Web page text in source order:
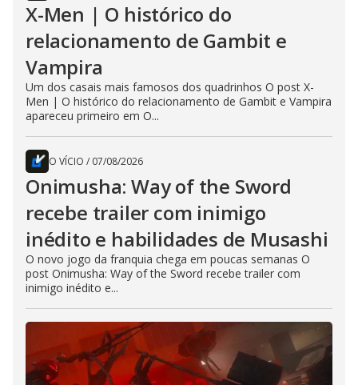
X-Men | O histórico do
relacionamento de Gambit e
Vampira
Um dos casais mais famosos dos quadrinhos O post X-
Men | O histórico do relacionamento de Gambit e Vampira
apareceu primeiro em O...
O VÍCIO / 07/08/2026
Onimusha: Way of the Sword
recebe trailer com inimigo
inédito e habilidades de Musashi
O novo jogo da franquia chega em poucas semanas O
post Onimusha: Way of the Sword recebe trailer com
inimigo inédito e...